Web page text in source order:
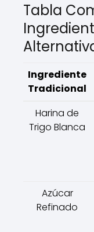
Tabla
Ingrediente
Tradicional
Harina de
Trigo Blanca
Azúcar
Refinado